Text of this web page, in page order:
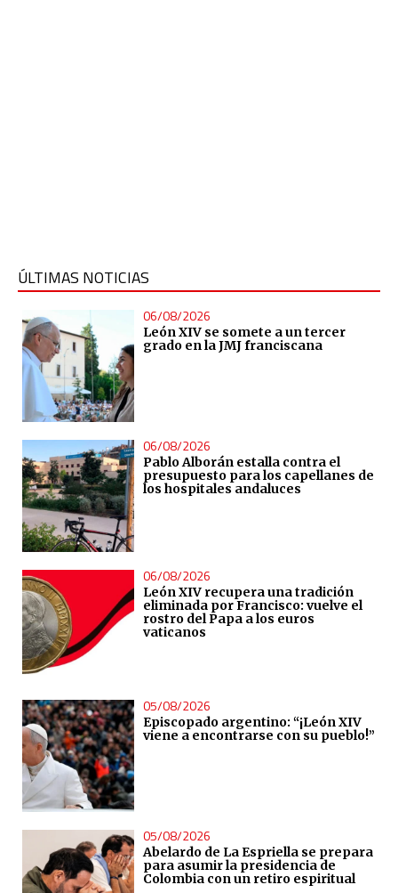
ÚLTIMAS NOTICIAS
06/08/2026
León XIV se somete a un tercer
grado en la JMJ franciscana
06/08/2026
Pablo Alborán estalla contra el
presupuesto para los capellanes de
los hospitales andaluces
06/08/2026
León XIV recupera una tradición
eliminada por Francisco: vuelve el
rostro del Papa a los euros
vaticanos
05/08/2026
Episcopado argentino: “¡León XIV
viene a encontrarse con su pueblo!”
05/08/2026
Abelardo de La Espriella se prepara
para asumir la presidencia de
Colombia con un retiro espiritual